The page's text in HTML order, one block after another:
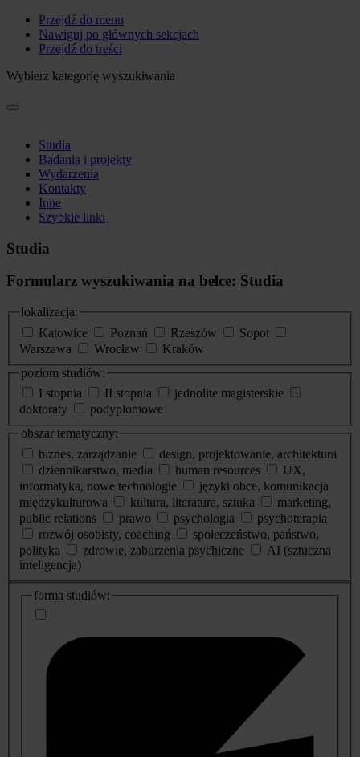
Przejdź do menu
Nawiguj po głównych sekcjach
Przejdź do treści
Wybierz kategorię wyszukiwania
Studia
Badania i projekty
Wydarzenia
Kontakty
Inne
Szybkie linki
Studia
Formularz wyszukiwania na belce: Studia
lokalizacja:
Katowice
Poznań Rzeszów
Sopot
Warszawa
Wrocław
Kraków
poziom studiów:
I stopnia
II stopnia
jednolite magisterskie
doktoraty
podyplomowe
obszar tematyczny:
biznes, zarządzanie
design, projektowanie, architektura
dziennikarstwo, media
human resources
UX,
informatyka, nowe technologie
języki obce, komunikacja
międzykulturowa
kultura, literatura, sztuka
marketing,
public relations
prawo psychologia
psychoterapia
rozwój osobisty, coaching
społeczeństwo, państwo,
polityka
zdrowie, zaburzenia psychiczne
AI (sztuczna
inteligencja)
dodatkowe
informacje
forma studiów: